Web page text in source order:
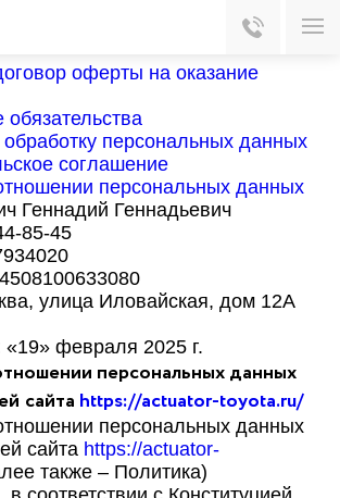
персональных данных
в отношении персональных данных
оферты на оказание
обязательства
персональных данных
соглашение
персональных данных
Геннадий Геннадьевич
85-45
улица Иловайская, дом 12А
февраля 2025 г.
персональных данных
сайта https://actuator-toyota.ru/
персональных данных
сайта https://actuator-
также – Политика)